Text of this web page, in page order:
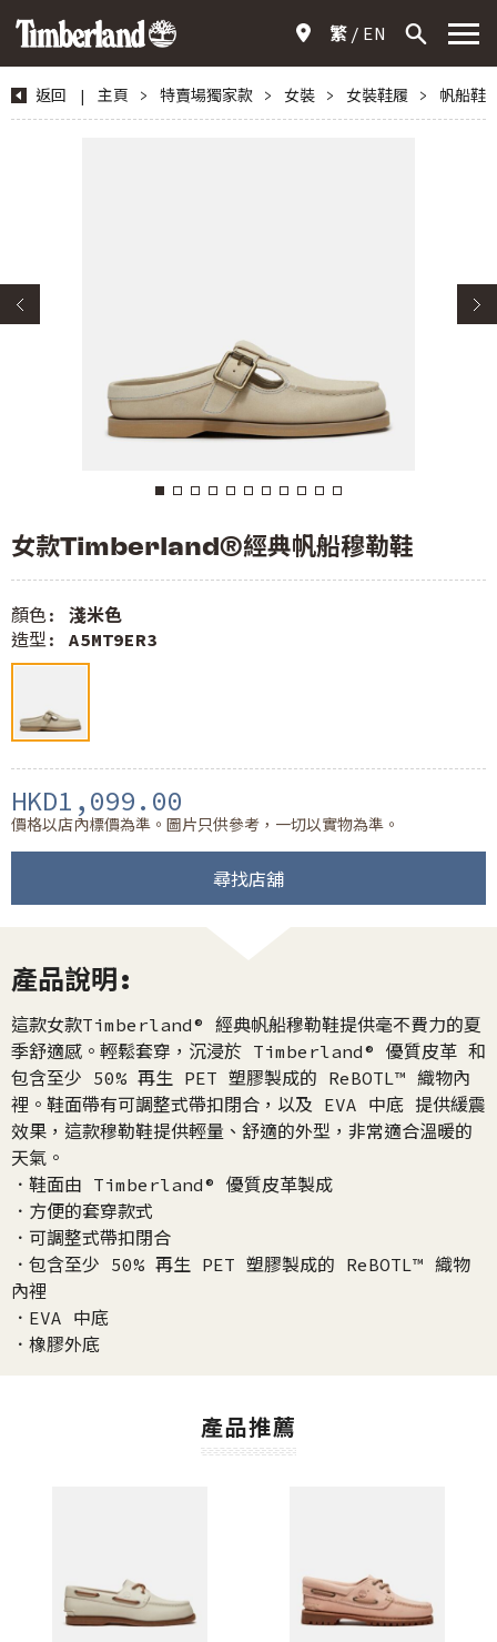
繁 EN
返回 | 主頁 > 特賣場獨家款 > 女裝 > 女裝鞋履 > 帆船鞋
女款Timberland®經典帆船穆勒鞋
顏色: 淺米色
造型: A5MT9ER3
HKD1,099.00
價格以店內標價為準。圖片只供參考，一切以實物為準。
尋找店舖
產品說明:
這款女款Timberland® 經典帆船穆勒鞋提供毫不費力的夏
季舒適感。輕鬆套穿，沉浸於 Timberland® 優質皮革 和
包含至少 50% 再生 PET 塑膠製成的 ReBOTL™ 織物內
裡。鞋面帶有可調整式帶扣閉合，以及 EVA 中底 提供緩震
效果，這款穆勒鞋提供輕量、舒適的外型，非常適合溫暖的
天氣。
．鞋面由 Timberland® 優質皮革製成
．方便的套穿款式
．可調整式帶扣閉合
．包含至少 50% 再生 PET 塑膠製成的 ReBOTL™ 織物
內裡
．EVA 中底
．橡膠外底
產品推薦